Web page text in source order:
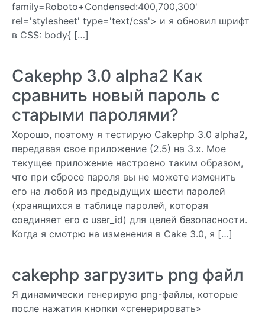
family=Roboto+Condensed:400,700,300'
rel='stylesheet' type='text/css'> и я обновил шрифт
в CSS: body{ […]
Cakephp 3.0 alpha2 Как
сравнить новый пароль с
старыми паролями?
Хорошо, поэтому я тестирую Cakephp 3.0 alpha2,
передавая свое приложение (2.5) на 3.x. Мое
текущее приложение настроено таким образом,
что при сбросе пароля вы не можете изменить
его на любой из предыдущих шести паролей
(хранящихся в таблице паролей, которая
соединяет его с user_id) для целей безопасности.
Когда я смотрю на изменения в Cake 3.0, я […]
cakephp загрузить png файл
Я динамически генерирую png-файлы, которые
после нажатия кнопки «сгенерировать»